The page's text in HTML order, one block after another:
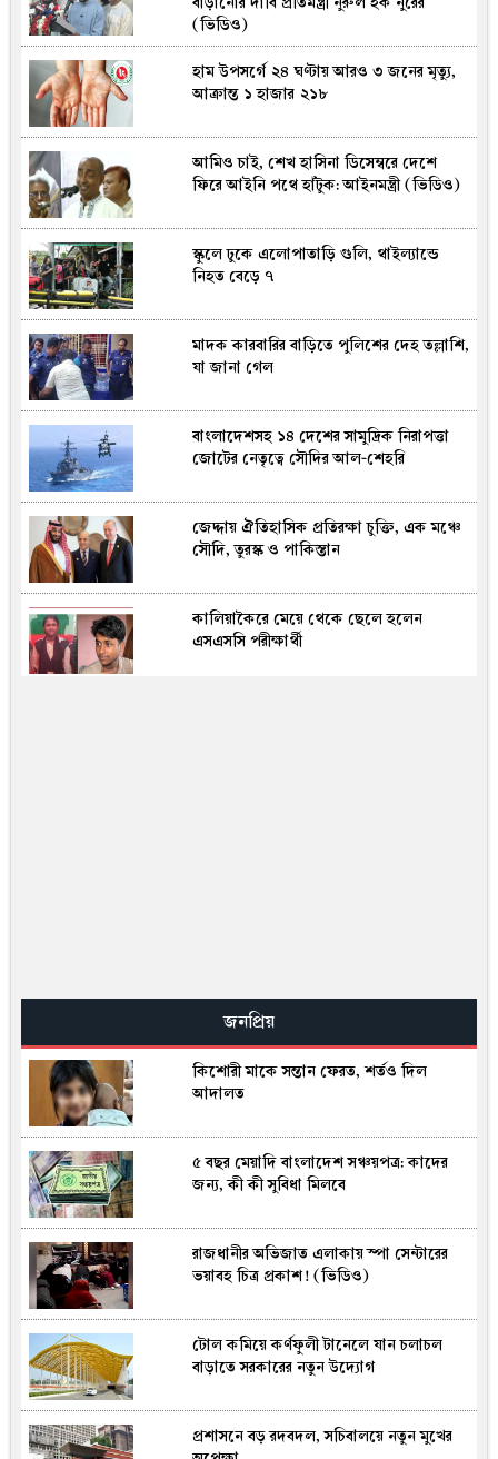
(ভিডিও)
হাম উপসর্গে ২৪ ঘণ্টায় আরও ৩ জনের মৃত্যু,
আক্রান্ত ১ হাজার ২১৮
আমিও চাই, শেখ হাসিনা ডিসেম্বরে দেশে
ফিরে আইনি পথে হাঁটুক: আইনমন্ত্রী (ভিডিও)
স্কুলে ঢুকে এলোপাতাড়ি গুলি, থাইল্যান্ডে
নিহত বেড়ে ৭
মাদক কারবারির বাড়িতে পুলিশের দেহ তল্লাশি,
যা জানা গেল
বাংলাদেশসহ ১৪ দেশের সামুদ্রিক নিরাপত্তা
জোটের নেতৃত্বে সৌদির আল-শেহরি
জেদ্দায় ঐতিহাসিক প্রতিরক্ষা চুক্তি, এক মঞ্চে
সৌদি, তুরস্ক ও পাকিস্তান
কালিয়াকৈরে মেয়ে থেকে ছেলে হলেন
এসএসসি পরীক্ষার্থী
গ্রেপ্তার
রফতানিমুখী শিল্পে বড় প্রণোদনা: ১০ নতুন
খাতে বন্ড ছাড়াই কাঁচামাল আমদানি, বাতিল
এআই দিয়ে প্রথমবার তৈরি হলো নতুন ভাইরাস,
চিকিৎসায় সম্ভাবনার পাশাপাশি বাড়ছে
দ্য ডিপ্লোম্যাটের বিশ্লেষণ: শেখ হাসিনাকে
ঘিরে বাড়ছে কূটনৈতিক টানাপোড়েন, নতুন
মিস ওয়ার্ল্ডের মঞ্চে বাংলাদেশ: সামানজার
সাঈদের নতুন যাত্রা
অধ্যাপক ইউনূসের চেয়ে হাজারগুণ ভালো
জনপ্রিয়
কিশোরী মাকে সন্তান ফেরত, শর্তও দিল
আদালত
৫ বছর মেয়াদি বাংলাদেশ সঞ্চয়পত্র: কাদের
জন্য, কী কী সুবিধা মিলবে
রাজধানীর অভিজাত এলাকায় স্পা সেন্টারের
ভয়াবহ চিত্র প্রকাশ! (ভিডিও)
টোল কমিয়ে কর্ণফুলী টানেলে যান চলাচল
বাড়াতে সরকারের নতুন উদ্যোগ
প্রশাসনে বড় রদবদল, সচিবালয়ে নতুন মুখের